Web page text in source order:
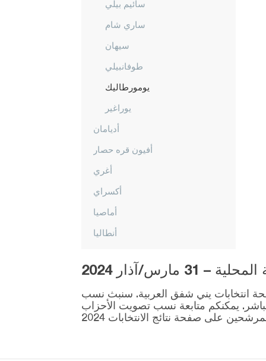
سائيم بيلي
ساري شام
سيهان
طوفانبيلي
يومورطاليك
يوراغير
أديامان
أفيون قره حصار
أغري
أكسراي
أماصيا
أنطاليا
أرتفين
أيدن
بالق أسير
باتمان
مارس/آذار 2024
المقرر إجراؤها في 31 مارس موجودة على صفحة انتخابات يني شفق العربية. سنبث نسب
ونتائج الانتخابات بشكل مباشر. يمكنكم متابعة نسب تصويت الأحزاب